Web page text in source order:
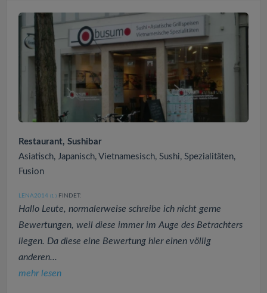
Restaurant, Sushibar
Asiatisch, Japanisch, Vietnamesisch, Sushi, Spezialitäten,
Fusion
LENA2014 (1 ) FINDET:
Hallo Leute, normalerweise schreibe ich nicht gerne
Bewertungen, weil diese immer im Auge des Betrachters
liegen. Da diese eine Bewertung hier einen völlig
anderen...
mehr lesen